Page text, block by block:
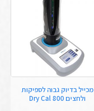
מכייל בדיוק גבוה לספיקות
ולחצים Dry Cal 800